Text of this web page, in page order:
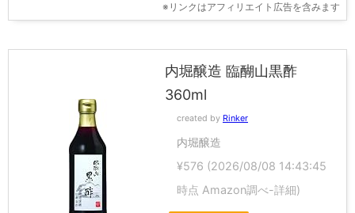
※リンクはアフィリエイト広告を含みます
内堀醸造 臨醐山黒酢
360ml
created by Rinker
内堀醸造
¥576 (2026/08/08 14:43:45
時点 Amazon調べ-詳細)